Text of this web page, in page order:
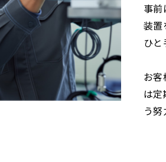
事前
装置
ひと
お
は
う努